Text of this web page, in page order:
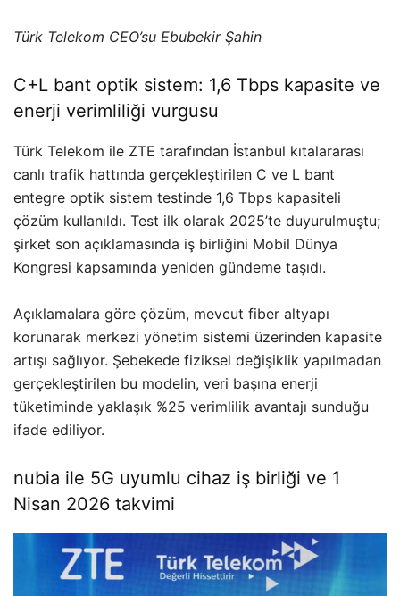
Türk Telekom CEO’su Ebubekir Şahin
C+L bant optik sistem: 1,6 Tbps kapasite ve
enerji verimliliği vurgusu
Türk Telekom ile ZTE tarafından İstanbul kıtalararası
canlı trafik hattında gerçekleştirilen C ve L bant
entegre optik sistem testinde 1,6 Tbps kapasiteli
çözüm kullanıldı. Test ilk olarak 2025’te duyurulmuştu;
şirket son açıklamasında iş birliğini Mobil Dünya
Kongresi kapsamında yeniden gündeme taşıdı.
Açıklamalara göre çözüm, mevcut fiber altyapı
korunarak merkezi yönetim sistemi üzerinden kapasite
artışı sağlıyor. Şebekede fiziksel değişiklik yapılmadan
gerçekleştirilen bu modelin, veri başına enerji
tüketiminde yaklaşık %25 verimlilik avantajı sunduğu
ifade ediliyor.
nubia ile 5G uyumlu cihaz iş birliği ve 1
Nisan 2026 takvimi